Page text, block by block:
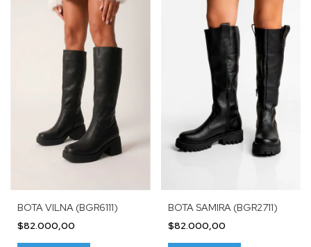
BOTA VILNA (BGR6111)
$82.000,00
BOTA SAMIRA (BGR2711)
$82.000,00